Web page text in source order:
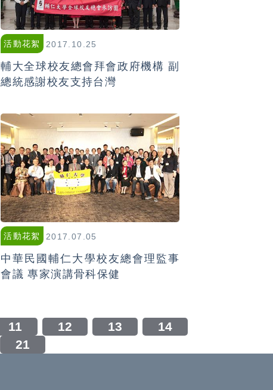
活動花絮 2017.10.25
輔大全球校友總會拜會政府機構 副
總統感謝校友支持台灣
活動花絮 2017.07.05
中華民國輔仁大學校友總會理監事
會議 專家演講骨科保健
11 12 13
14
21